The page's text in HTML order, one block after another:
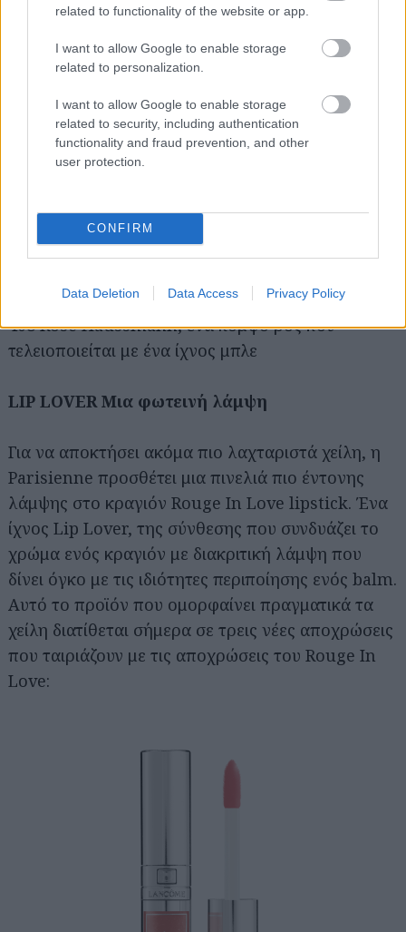
related to functionality of the website or app.
I want to allow Google to enable storage
related to personalization.
I want to allow Google to enable storage
related to security, including authentication
functionality and fraud prevention, and other
user protection.
CONFIRM
Data Deletion Data Access Privacy Policy
408 Rose Haussmann, ένα κομψό ροζ που
τελειοποιείται με ένα ίχνος μπλε
LIP LOVER Μια φωτεινή λάμψη
Για να αποκτήσει ακόμα πιο λαχταριστά χείλη, η
Parisienne προσθέτει μια πινελιά πιο έντονης
λάμψης στο κραγιόν Rouge In Love lipstick. Ένα
ίχνος Lip Lover, της σύνθεσης που συνδυάζει το
χρώμα ενός κραγιόν με διακριτική λάμψη που
δίνει όγκο με τις ιδιότητες περιποίησης ενός balm.
Αυτό το προϊόν που ομορφαίνει πραγματικά τα
χείλη διατίθεται σήμερα σε τρεις νέες αποχρώσεις
που ταιριάζουν με τις αποχρώσεις του Rouge In
Love: